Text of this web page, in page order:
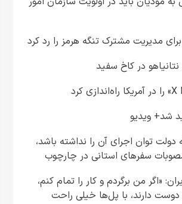
مدیریت مشترک تنگه هرمز را رد کرد
در کاخ سفید
شد+ ویدیو
توان اجرای آن را نداشته باشد،
سفرهای استانی در چارچوب
«اگر من برگردم و کار را تمام کنم،
دارند، با پل‌ها خیلی راحت